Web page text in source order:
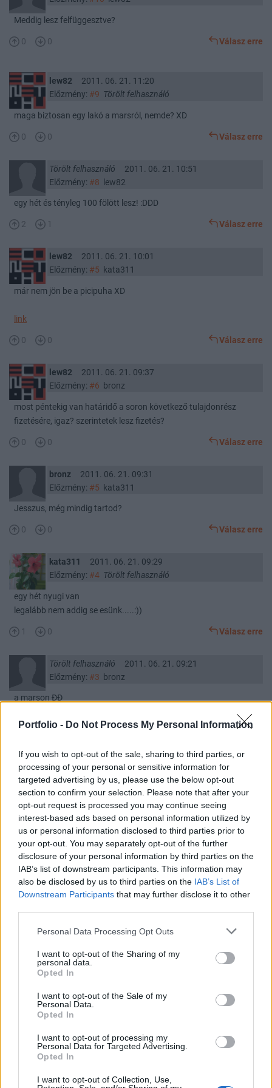
Portfolio - Do Not Process My Personal Information
If you wish to opt-out of the sale, sharing to third parties, or
processing of your personal or sensitive information for
targeted advertising by us, please use the below opt-out
section to confirm your selection. Please note that after your
opt-out request is processed you may continue seeing
interest-based ads based on personal information utilized by
us or personal information disclosed to third parties prior to
your opt-out. You may separately opt-out of the further
disclosure of your personal information by third parties on the
IAB’s list of downstream participants. This information may
also be disclosed by us to third parties on the IAB’s List of
Downstream Participants that may further disclose it to other
Personal Data Processing Opt Outs
I want to opt-out of the Sharing of my
personal data.
Opted In
I want to opt-out of the Sale of my
Personal Data.
Opted In
I want to opt-out of processing my
Personal Data for Targeted Advertising.
Opted In
I want to opt-out of Collection, Use,
Meddig lesz felfüggesztve?
0 0 Válasz erre
lew82
2011. 06. 21. 11:20
Előzmény: #9 Törölt felhasználó
maga biztosan egy lakó a marsról, nemde? XD
0 0 Válasz erre
Törölt felhasználó
2011. 06. 21. 10:51
Előzmény: #8 lew82
egy hét és tényleg 100 fölött lesz! :DDD
2 1 Válasz erre
lew82
2011. 06. 21. 10:01
Előzmény: #5 kata311
már nem jön be a picipuha XD
link
0 0 Válasz erre
lew82
2011. 06. 21. 09:37
Előzmény: #6 bronz
most péntekig van határidő a soron következő tulajdonrész
fizetésére, igaz? szerintetek lesz fizetés?
0 0 Válasz erre
bronz
2011. 06. 21. 09:31
Előzmény: #5 kata311
Jesszus, még mindig tartod?
0 0 Válasz erre
kata311
2011. 06. 21. 09:29
Előzmény: #4 Törölt felhasználó
egy hét nyugi van
legalább nem addig se esünk.....:))
1 0 Válasz erre
Törölt felhasználó
2011. 06. 21. 09:21
Előzmény: #3 bronz
a marson ÐÐ
0 0 Válasz erre
bronz
2011. 06. 21. 09:20
Előzmény:#2 Törölt felhasználó
Hol van Andy Vajna? :D
1 0 Válasz erre
Törölt felhasználó
2011. 06. 21. 09:18
Előzmény: #1kata311
mit képzelsz?
ÐÐ
TOPIK GAZDA
kata311
4
AKTÍV FÓRUMOZÓK